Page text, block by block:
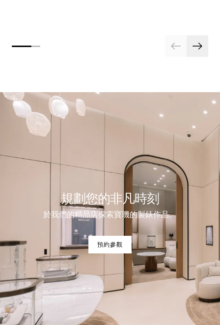
規劃您的非凡時刻
於我們的精品店探索寶璣的製錶作品。
預約參觀